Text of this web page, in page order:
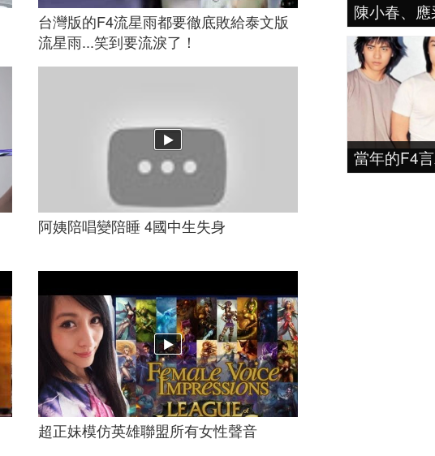
台灣版的F4流星雨都要徹底敗給泰文版
流星雨...笑到要流淚了！
阿姨陪唱變陪睡 4國中生失身
超正妹模仿英雄聯盟所有女性聲音
陳小春、
當年的F4